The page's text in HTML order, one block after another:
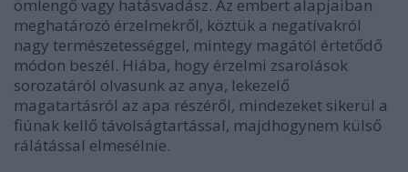
ömlengő vagy hatásvadász. Az embert alapjaiban
meghatározó érzelmekről, köztük a negatívakról
nagy természetességgel, mintegy magától értetődő
módon beszél. Hiába, hogy érzelmi zsarolások
sorozatáról olvasunk az anya, lekezelő
magatartásról az apa részéről, mindezeket sikerül a
fiúnak kellő távolságtartással, majdhogynem külső
rálátással elmesélnie.